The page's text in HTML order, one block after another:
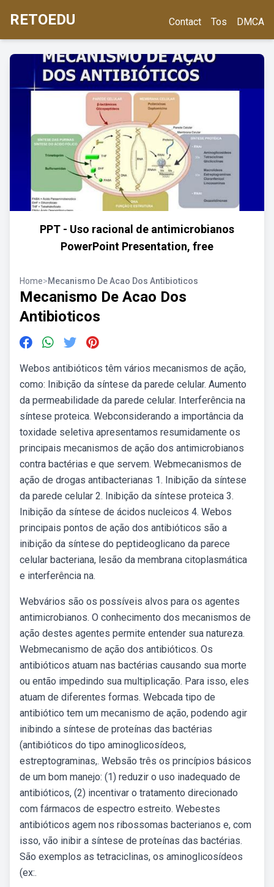
RETOEDU Contact Tos DMCA
PPT - Uso racional de antimicrobianos
PowerPoint Presentation, free
Home>Mecanismo De Acao Dos Antibioticos
Mecanismo De Acao Dos
Antibioticos
Webos antibióticos têm vários mecanismos de ação,
como: Inibição da síntese da parede celular. Aumento
da permeabilidade da parede celular. Interferência na
síntese proteica. Webconsiderando a importância da
toxidade seletiva apresentamos resumidamente os
principais mecanismos de ação dos antimicrobianos
contra bactérias e que servem. Webmecanismos de
ação de drogas antibacterianas 1. Inibição da síntese
da parede celular 2. Inibição da síntese proteica 3.
Inibição da síntese de ácidos nucleicos 4. Webos
principais pontos de ação dos antibióticos são a
inibição da síntese do peptideoglicano da parece
celular bacteriana, lesão da membrana citoplasmática
e interferência na.
Webvários são os possíveis alvos para os agentes
antimicrobianos. O conhecimento dos mecanismos de
ação destes agentes permite entender sua natureza.
Webmecanismo de ação dos antibióticos. Os
antibióticos atuam nas bactérias causando sua morte
ou então impedindo sua multiplicação. Para isso, eles
atuam de diferentes formas. Webcada tipo de
antibiótico tem um mecanismo de ação, podendo agir
inibindo a síntese de proteínas das bactérias
(antibióticos do tipo aminoglicosídeos,
estreptograminas,. Websão três os princípios básicos
de um bom manejo: (1) reduzir o uso inadequado de
antibióticos, (2) incentivar o tratamento direcionado
com fármacos de espectro estreito. Webestes
antibióticos agem nos ribossomas bacterianos e, com
isso, vão inibir a síntese de proteínas das bactérias.
São exemplos as tetraciclinas, os aminoglicosídeos
(ex:.